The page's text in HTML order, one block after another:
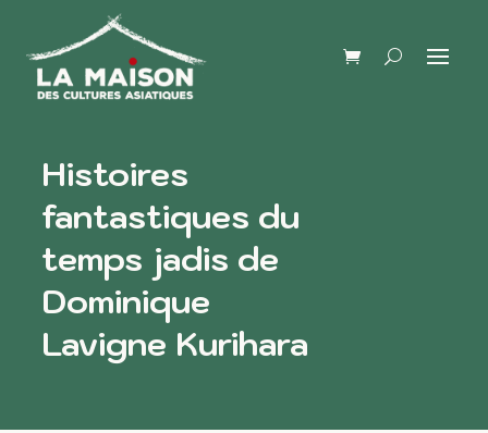
Histoires
fantastiques du
temps jadis de
Dominique
Lavigne Kurihara